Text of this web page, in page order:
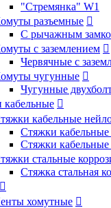
"Стремянка" W1
разъемные 
С рычажным
с заземлением 
Червячные с
чугунные 
Чугунные
кабельные 
кабельные
Стяжки
Стяжки
стальные
Стяжка стальная

хомутные 